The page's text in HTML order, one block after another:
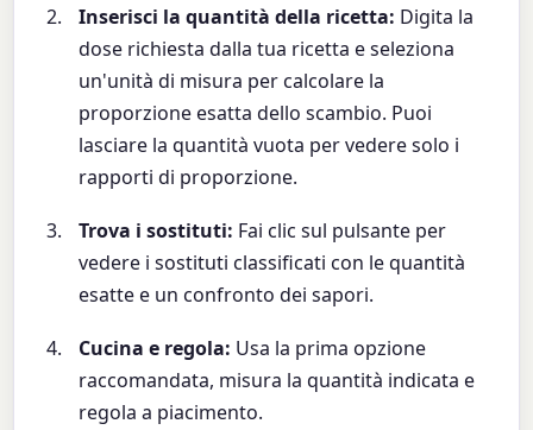
Inserisci la quantità della ricetta: Digita la
dose richiesta dalla tua ricetta e seleziona
un'unità di misura per calcolare la
proporzione esatta dello scambio. Puoi
lasciare la quantità vuota per vedere solo i
rapporti di proporzione.
Trova i sostituti: Fai clic sul pulsante per
vedere i sostituti classificati con le quantità
esatte e un confronto dei sapori.
Cucina e regola: Usa la prima opzione
raccomandata, misura la quantità indicata e
regola a piacimento.